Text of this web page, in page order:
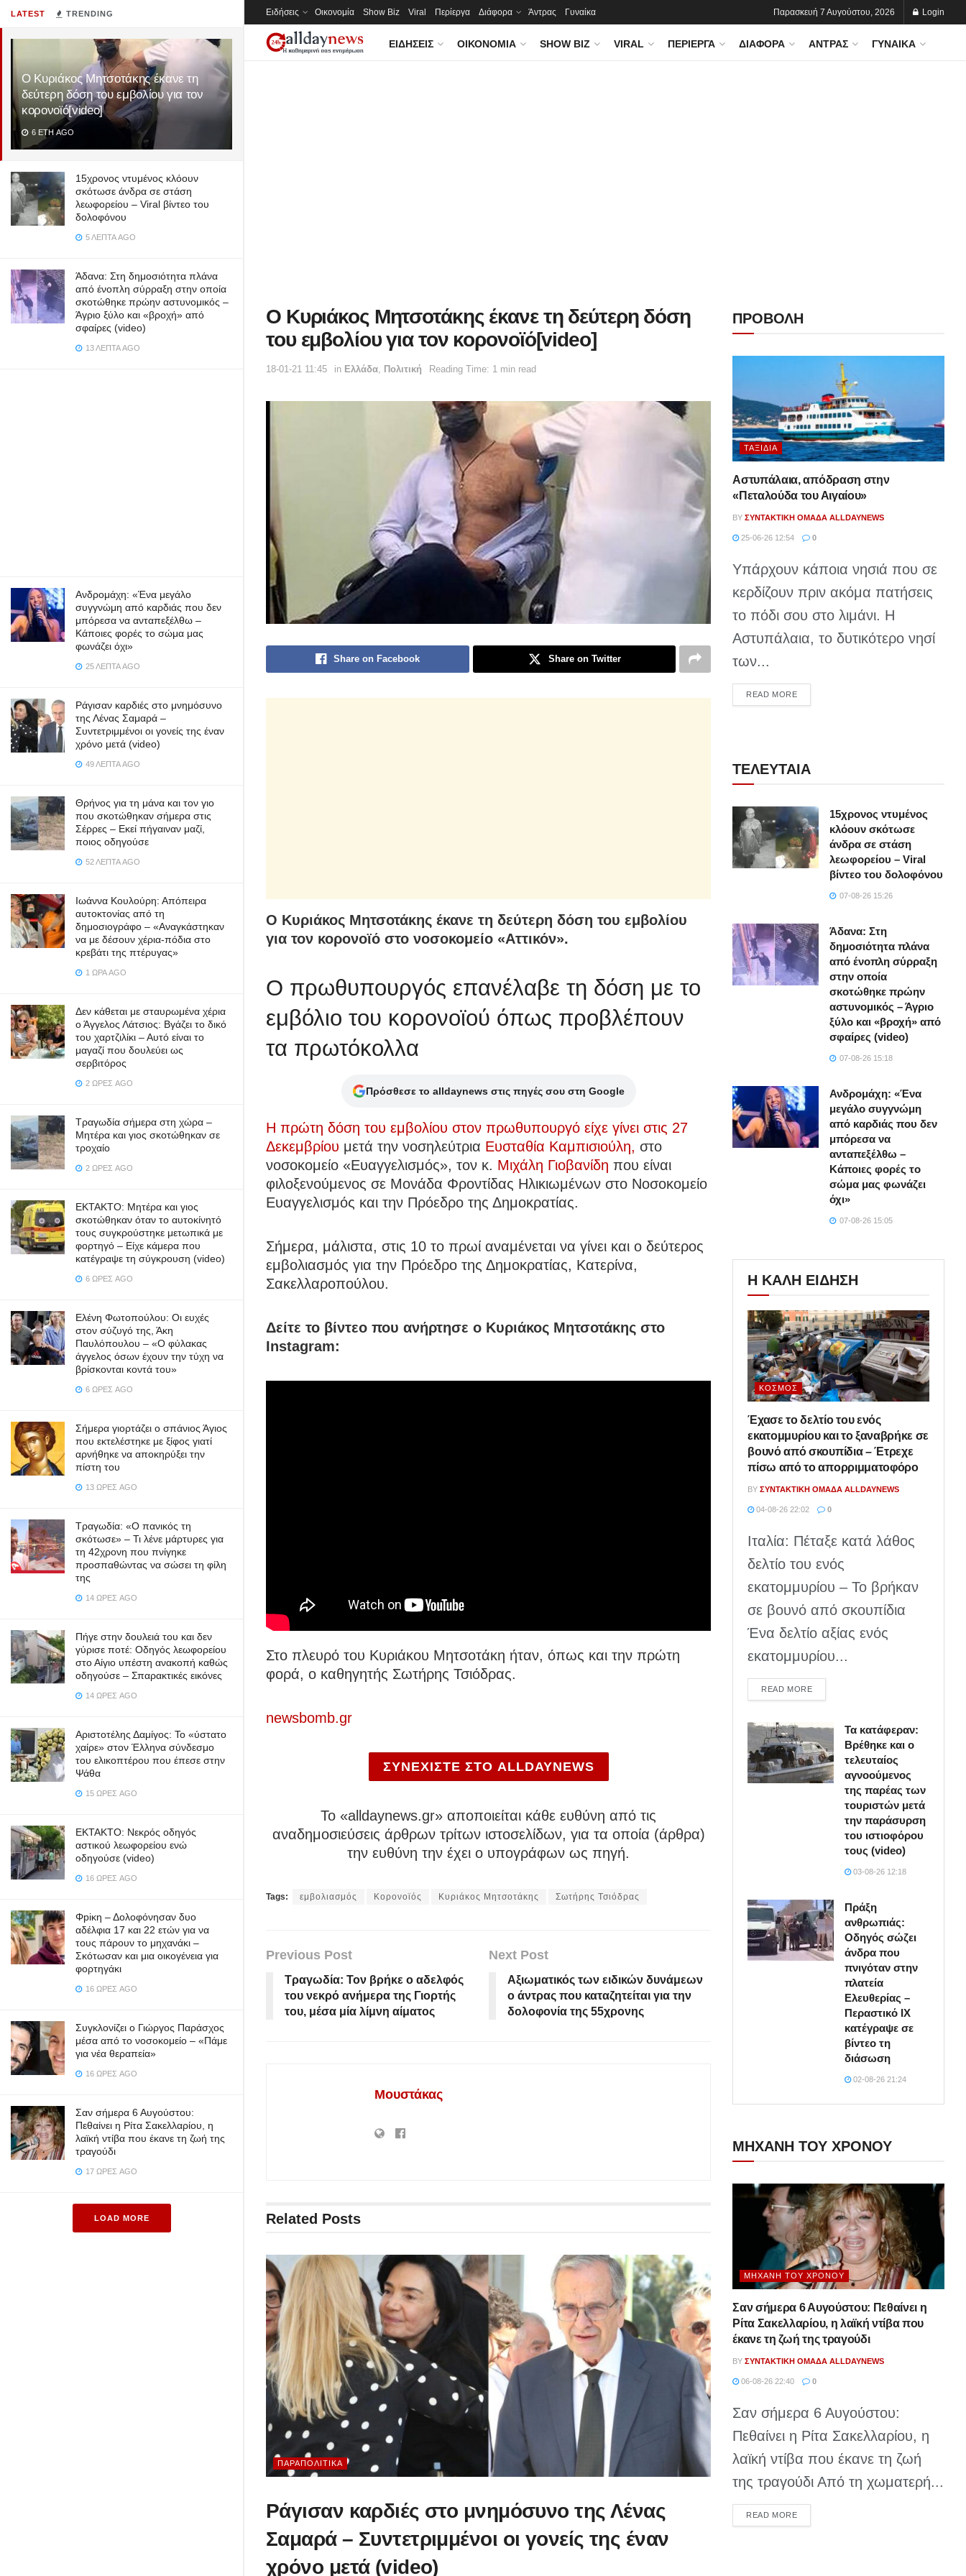
LATEST TRENDING
Ο Κυριάκος Μητσοτάκης έκανε τη
δεύτερη δόση του εμβολίου για τον
κορονοϊό[video]
6 ΈΤΗ AGO
15χρονος ντυμένος κλόουν
σκότωσε άνδρα σε στάση
λεωφορείου – Viral βίντεο του
δολοφόνου
5 ΛΕΠΤΆ AGO
Άδανα: Στη δημοσιότητα πλάνα
από ένοπλη σύρραξη στην οποία
σκοτώθηκε πρώην αστυνομικός –
Άγριο ξύλο και «βροχή» από
σφαίρες (video)
13 ΛΕΠΤΆ AGO
Ανδρομάχη: «Ένα μεγάλο
συγγνώμη από καρδιάς που δεν
μπόρεσα να ανταπεξέλθω –
Κάποιες φορές το σώμα μας
φωνάζει όχι»
25 ΛΕΠΤΆ AGO
Ράγισαν καρδιές στο μνημόσυνο
της Λένας Σαμαρά –
Συντετριμμένοι οι γονείς της έναν
χρόνο μετά (video)
49 ΛΕΠΤΆ AGO
Θρήνος για τη μάνα και τον γιο
που σκοτώθηκαν σήμερα στις
Σέρρες – Εκεί πήγαιναν μαζί,
ποιος οδηγούσε
52 ΛΕΠΤΆ AGO
Ιωάννα Κουλούρη: Απόπειρα
αυτοκτονίας από τη
δημοσιογράφο – «Aναγκάστηκαν
να με δέσουν χέρια-πόδια στο
κρεβάτι της πτέρυγας»
1 ΏΡΑ AGO
Δεν κάθεται με σταυρωμένα χέρια
ο Άγγελος Λάτσιος: Βγάζει το δικό
του χαρτζιλίκι – Αυτό είναι το
μαγαζί που δουλεύει ως
σερβιτόρος
2 ΏΡΕΣ AGO
Τραγωδία σήμερα στη χώρα –
Μητέρα και γιος σκοτώθηκαν σε
τροχαίο
2 ΏΡΕΣ AGO
ΕΚΤΑΚΤΟ: Μητέρα και γιος
σκοτώθηκαν όταν το αυτοκίνητό
τους συγκρούστηκε μετωπικά με
φορτηγό – Είχε κάμερα που
κατέγραψε τη σύγκρουση (video)
6 ΏΡΕΣ AGO
Ελένη Φωτοπούλου: Οι ευχές
στον σύζυγό της, Άκη
Παυλόπουλου – «Ο φύλακας
άγγελος όσων έχουν την τύχη να
βρίσκονται κοντά του»
6 ΏΡΕΣ AGO
Σήμερα γιορτάζει ο σπάνιος Άγιος
που εκτελέστηκε με ξίφος γιατί
αρνήθηκε να αποκηρύξει την
πίστη του
13 ΏΡΕΣ AGO
Τραγωδία: «Ο πανικός τη
σκότωσε» – Τι λένε μάρτυρες για
τη 42χρονη που πνίγηκε
προσπαθώντας να σώσει τη φίλη
της
14 ΏΡΕΣ AGO
Πήγε στην δουλειά του και δεν
γύρισε ποτέ: Οδηγός λεωφορείου
στο Αίγιο υπέστη ανακοπή καθώς
οδηγούσε – Σπαρακτικές εικόνες
14 ΏΡΕΣ AGO
Αριστοτέλης Δαμίγος: Το «ύστατο
χαίρε» στον Έλληνα σύνδεσμο
του ελικοπτέρου που έπεσε στην
Ψάθα
15 ΏΡΕΣ AGO
ΕΚΤΑΚΤΟ: Νεκρός οδηγός
αστικού λεωφορείου ενώ
οδηγούσε (video)
16 ΏΡΕΣ AGO
Φpiκη – Δολοφόνησαν δυο
αδέλφια 17 και 22 ετών για να
τους πάρουν το μηχανάκι –
Σκότωσαν και μια οικογένεια για
φορτηγάκι
16 ΏΡΕΣ AGO
Συγκλονίζει ο Γιώργος Παράσχος
μέσα από το νοσοκομείο – «Πάμε
για νέα θεραπεία»
16 ΏΡΕΣ AGO
Σαν σήμερα 6 Αυγούστου:
Πεθαίνει η Ρίτα Σακελλαρίου, η
λαϊκή ντίβα που έκανε τη ζωή της
τραγούδι
17 ΏΡΕΣ AGO
LOAD MORE
Ειδήσεις Οικονομία Show Biz Viral Περίεργα Διάφορα Άντρας Γυναίκα Παρασκευή 7 Αυγούστου, 2026 Login
ΕΙΔΉΣΕΙΣ ΟΙΚΟΝΟΜΊΑ SHOW BIZ VIRAL ΠΕΡΊΕΡΓΑ ΔΙΆΦΟΡΑ ΆΝΤΡΑΣ ΓΥΝΑΊΚΑ
Ο Κυριάκος Μητσοτάκης έκανε τη δεύτερη δόση
του εμβολίου για τον κορονοϊό[video]
18-01-21 11:45 in Ελλάδα, Πολιτική Reading Time: 1 min read
Share on Facebook Share on Twitter
Ο Κυριάκος Μητσοτάκης έκανε τη δεύτερη δόση του εμβολίου
για τον κορονοϊό στο νοσοκομείο «Αττικόν».
Ο πρωθυπουργός επανέλαβε τη δόση με το
εμβόλιο του κορονοϊού όπως προβλέπουν
τα πρωτόκολλα
Πρόσθεσε το alldaynews στις πηγές σου στη Google
Η πρώτη δόση του εμβολίου στον πρωθυπουργό είχε γίνει στις 27
Δεκεμβρίου μετά την νοσηλεύτρια Ευσταθία Καμπισιούλη, στο
νοσοκομείο «Ευαγγελισμός», τον κ. Μιχάλη Γιοβανίδη που είναι
φιλοξενούμενος σε Μονάδα Φροντίδας Ηλικιωμένων στο Νοσοκομείο
Ευαγγελισμός και την Πρόεδρο της Δημοκρατίας.
Σήμερα, μάλιστα, στις 10 το πρωί αναμένεται να γίνει και ο δεύτερος
εμβολιασμός για την Πρόεδρο της Δημοκρατίας, Κατερίνα,
Σακελλαροπούλου.
Δείτε το βίντεο που ανήρτησε ο Κυριάκος Μητσοτάκης στο
Instagram:
Στο πλευρό του Κυριάκου Μητσοτάκη ήταν, όπως και την πρώτη
φορά, ο καθηγητής Σωτήρης Τσιόδρας.
newsbomb.gr
ΣΥΝΕΧΙΣΤΕ ΣΤΟ ALLDAYNEWS
To «alldaynews.gr» αποποιείται κάθε ευθύνη από τις
αναδημοσιεύσεις άρθρων τρίτων ιστοσελίδων, για τα οποία (άρθρα)
την ευθύνη την έχει ο υπογράφων ως πηγή.
Tags: εμβολιασμός Κορονοϊός Κυριάκος Μητσοτάκης Σωτήρης Τσιόδρας
Previous Post
Τραγωδία: Τον βρήκε ο αδελφός
του νεκρό ανήμερα της Γιορτής
του, μέσα μία λίμνη αίματος
Next Post
Αξιωματικός των ειδικών δυνάμεων
ο άντρας που καταζητείται για την
δολοφονία της 55χρονης
Μουστάκας
Related Posts
ΠΑΡΑΠΟΛΙΤΙΚΆ
Ράγισαν καρδιές στο μνημόσυνο της Λένας
Σαμαρά – Συντετριμμένοι οι γονείς της έναν
χρόνο μετά (video)
ΠΡΟΒΟΛΗ
ΤΑΞΊΔΙΑ
Αστυπάλαια, απόδραση στην
«Πεταλούδα του Αιγαίου»
BY ΣΥΝΤΑΚΤΙΚΉ ΟΜΆΔΑ ALLDAYNEWS
25-06-26 12:54 0
Υπάρχουν κάποια νησιά που σε
κερδίζουν πριν ακόμα πατήσεις
το πόδι σου στο λιμάνι. Η
Αστυπάλαια, το δυτικότερο νησί
των...
READ MOREDETAILS
ΤΕΛΕΥΤΑΙΑ
15χρονος ντυμένος
κλόουν σκότωσε
άνδρα σε στάση
λεωφορείου – Viral
βίντεο του δολοφόνου
07-08-26 15:26
Άδανα: Στη
δημοσιότητα πλάνα
από ένοπλη σύρραξη
στην οποία
σκοτώθηκε πρώην
αστυνομικός – Άγριο
ξύλο και «βροχή» από
σφαίρες (video)
07-08-26 15:18
Ανδρομάχη: «Ένα
μεγάλο συγγνώμη
από καρδιάς που δεν
μπόρεσα να
ανταπεξέλθω –
Κάποιες φορές το
σώμα μας φωνάζει
όχι»
07-08-26 15:05
Η ΚΑΛΗ ΕΙΔΗΣΗ
ΚΌΣΜΟΣ
Έχασε το δελτίο του ενός
εκατομμυρίου και το ξαναβρήκε σε
βουνό από σκουπίδια – Έτρεχε
πίσω από το απορριμματοφόρο
BY ΣΥΝΤΑΚΤΙΚΉ ΟΜΆΔΑ ALLDAYNEWS
04-08-26 22:02 0
Ιταλία: Πέταξε κατά λάθος
δελτίο του ενός
εκατομμυρίου – Το βρήκαν
σε βουνό από σκουπίδια
Ένα δελτίο αξίας ενός
εκατομμυρίου...
READ MOREDETAILS
Τα κατάφεραν:
Βρέθηκε και ο
τελευταίος
αγνοούμενος
της παρέας των
τουριστών μετά
την παράσυρση
του ιστιοφόρου
τους (video)
03-08-26 12:18
Πράξη
ανθρωπιάς:
Οδηγός σώζει
άνδρα που
πνιγόταν στην
πλατεία
Ελευθερίας –
Περαστικό ΙΧ
κατέγραψε σε
βίντεο τη
διάσωση
02-08-26 21:24
ΜΗΧΑΝΗ ΤΟΥ ΧΡΟΝΟΥ
ΜΗΧΑΝΉ ΤΟΥ ΧΡΌΝΟΥ
Σαν σήμερα 6 Αυγούστου: Πεθαίνει η
Ρίτα Σακελλαρίου, η λαϊκή ντίβα που
έκανε τη ζωή της τραγούδι
BY ΣΥΝΤΑΚΤΙΚΉ ΟΜΆΔΑ ALLDAYNEWS
06-08-26 22:40 0
Σαν σήμερα 6 Αυγούστου:
Πεθαίνει η Ρίτα Σακελλαρίου, η
λαϊκή ντίβα που έκανε τη ζωή
της τραγούδι Από τη χωματερή...
READ MOREDETAILS